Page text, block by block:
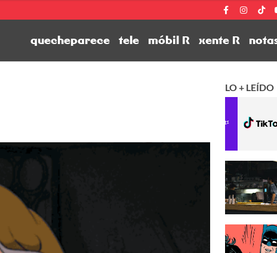
quecheparece tele móbil R xente R
LO + LEÍDO